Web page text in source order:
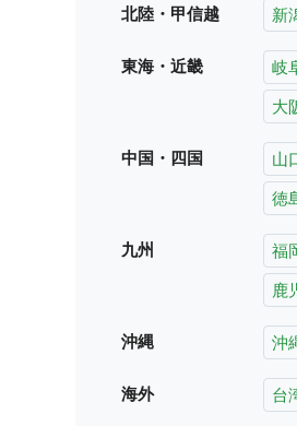
北陸・甲信越 新
東海・近畿 岐
大
中国・四国 山
徳
九州 福
鹿
沖縄 沖
海外 台